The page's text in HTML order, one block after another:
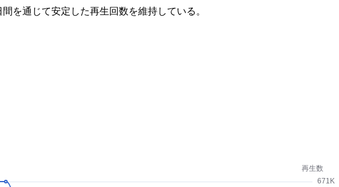
を通じて安定した再生回数を維持している。